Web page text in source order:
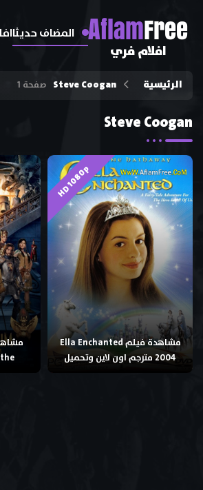
AflamFree
افلام فري
المضاف حديثا
الرئيسية Steve Coogan صفحة 1
Steve Coogan
HD 1080p
مشاهدة فيلم Ella Enchanted
2004 مترجم اون لاين وتحميل